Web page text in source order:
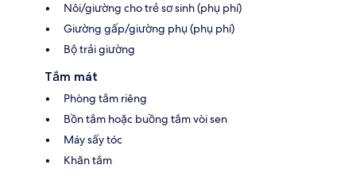
Nôi/giường cho trẻ sơ sinh (phụ phí)
Giường gấp/giường phụ (phụ phí)
Bộ trải giường
Tắm mát
Phòng tắm riêng
Bồn tắm hoặc buồng tắm vòi sen
Máy sấy tóc
Khăn tắm